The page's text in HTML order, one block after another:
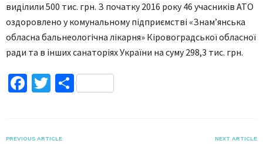
виділили 500 тис. грн. З початку 2016 року 46 учасників АТО
оздоровлено у комунальному підприємстві «Знам’янська
обласна бальнеологічна лікарня» Кіровоградської обласної
ради та в інших санаторіях України на суму 298,3 тис. грн.
Facebook
TwitterПоділитися
PREVIOUS ARTICLE NEXT ARTICLE